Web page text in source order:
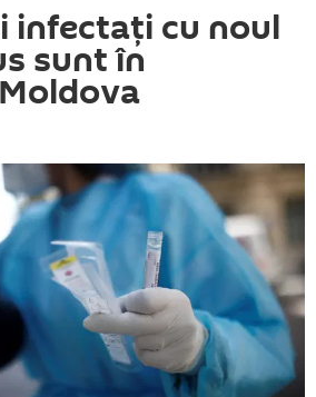
infectați cu noul
sunt în